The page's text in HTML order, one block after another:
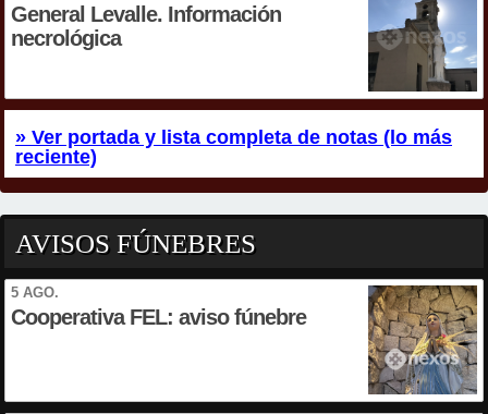
General Levalle. Información
necrológica
» Ver portada y lista completa de notas (lo más
reciente)
AVISOS FÚNEBRES
5 AGO.
Cooperativa FEL: aviso fúnebre